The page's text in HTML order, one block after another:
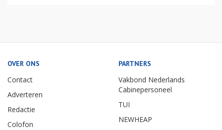
OVER ONS
Contact
Adverteren
Redactie
Colofon
PARTNERS
Vakbond Nederlands
Cabinepersoneel
TUI
NEWHEAP